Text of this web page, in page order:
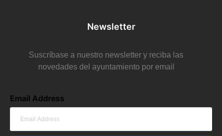
Newsletter
Suscríbase a nuestro newsletter y reciba las
novedades del ayuntamiento por email
Email Address